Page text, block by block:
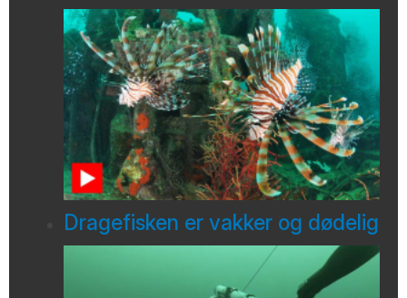
Dragefisken er vakker og dødelig